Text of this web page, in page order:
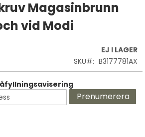
Magasinbrunn
vid Modi
EJ I LAGER
SKU
B3177781AX
Prenumerera